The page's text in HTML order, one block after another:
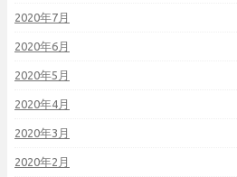
2020年7月
2020年6月
2020年5月
2020年4月
2020年3月
2020年2月